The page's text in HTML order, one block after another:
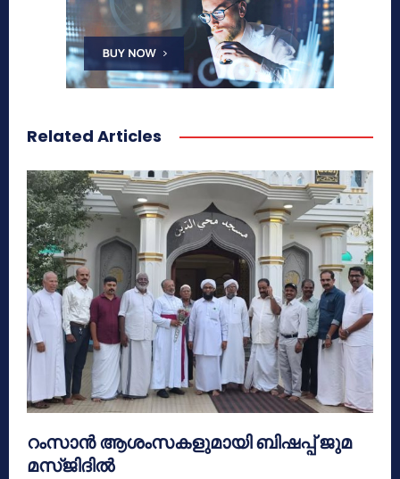
Related Articles
റംസാൻ ആശംസകളുമായി ബിഷപ്പ് ജുമ
മസ്ജിദിൽ